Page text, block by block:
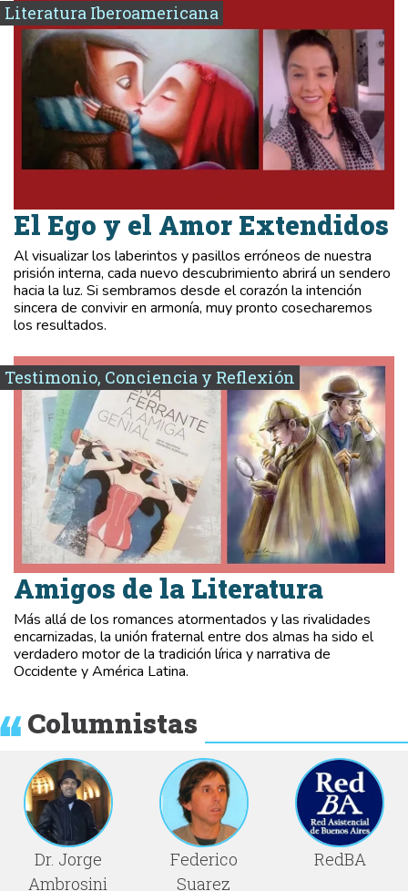
Literatura Iberoamericana
El Ego y el Amor Extendidos
Al visualizar los laberintos y pasillos erróneos de nuestra
prisión interna, cada nuevo descubrimiento abrirá un sendero
hacia la luz. Si sembramos desde el corazón la intención
sincera de convivir en armonía, muy pronto cosecharemos
los resultados.
Testimonio, Conciencia y Reflexión
Amigos de la Literatura
Más allá de los romances atormentados y las rivalidades
encarnizadas, la unión fraternal entre dos almas ha sido el
verdadero motor de la tradición lírica y narrativa de
Occidente y América Latina.
Columnistas
Dr. Jorge
Ambrosini
Federico
Suarez
RedBA